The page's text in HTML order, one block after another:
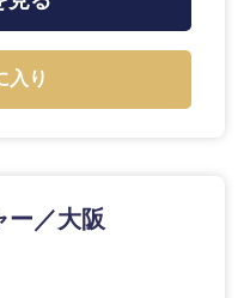
入り
ー／大阪